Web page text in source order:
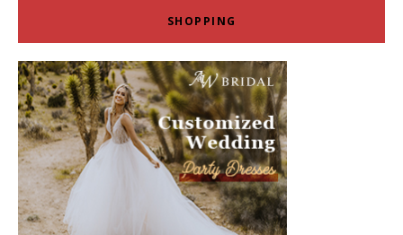
SHOPPING